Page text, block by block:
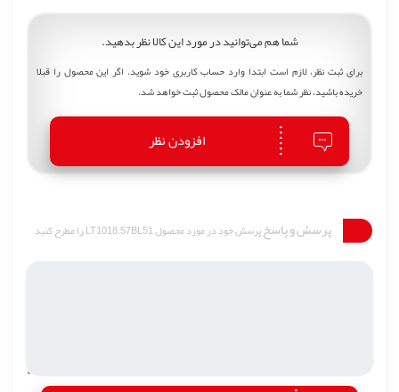
شما هم می‌توانید در مورد این کالا نظر بدهید.
برای ثبت نظر، لازم است ابتدا وارد حساب کاربری خود شوید. اگر این محصول را قبلا
خریده باشید، نظر شما به عنوان مالک محصول ثبت خواهد شد.
افزودن نظر
پرسش و پاسخپرسش خود در مورد محصول LT1018.57BL51 را مطرح کنید